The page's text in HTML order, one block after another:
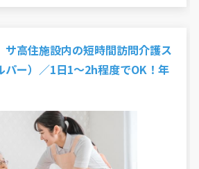
サ高住施設内の短時間訪問介護ス
パー）／1日1～2h程度でOK！年